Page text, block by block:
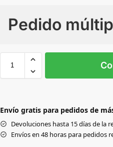
Pedido
Black
GREY MARL
Envío gratis para pedidos de
Devoluciones hasta 15 días de la
Envíos en 48 horas para pedidos